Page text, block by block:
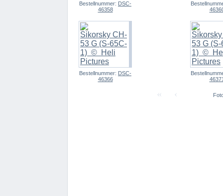
Bestellnummer: DSC-
46358
Bestellnummer: DSC-
46366